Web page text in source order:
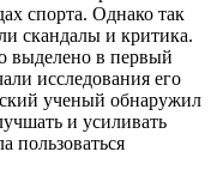
спорта. Однако так
скандалы и критика.
выделено в первый
исследования его
ученый обнаружил
и усиливать
пользоваться